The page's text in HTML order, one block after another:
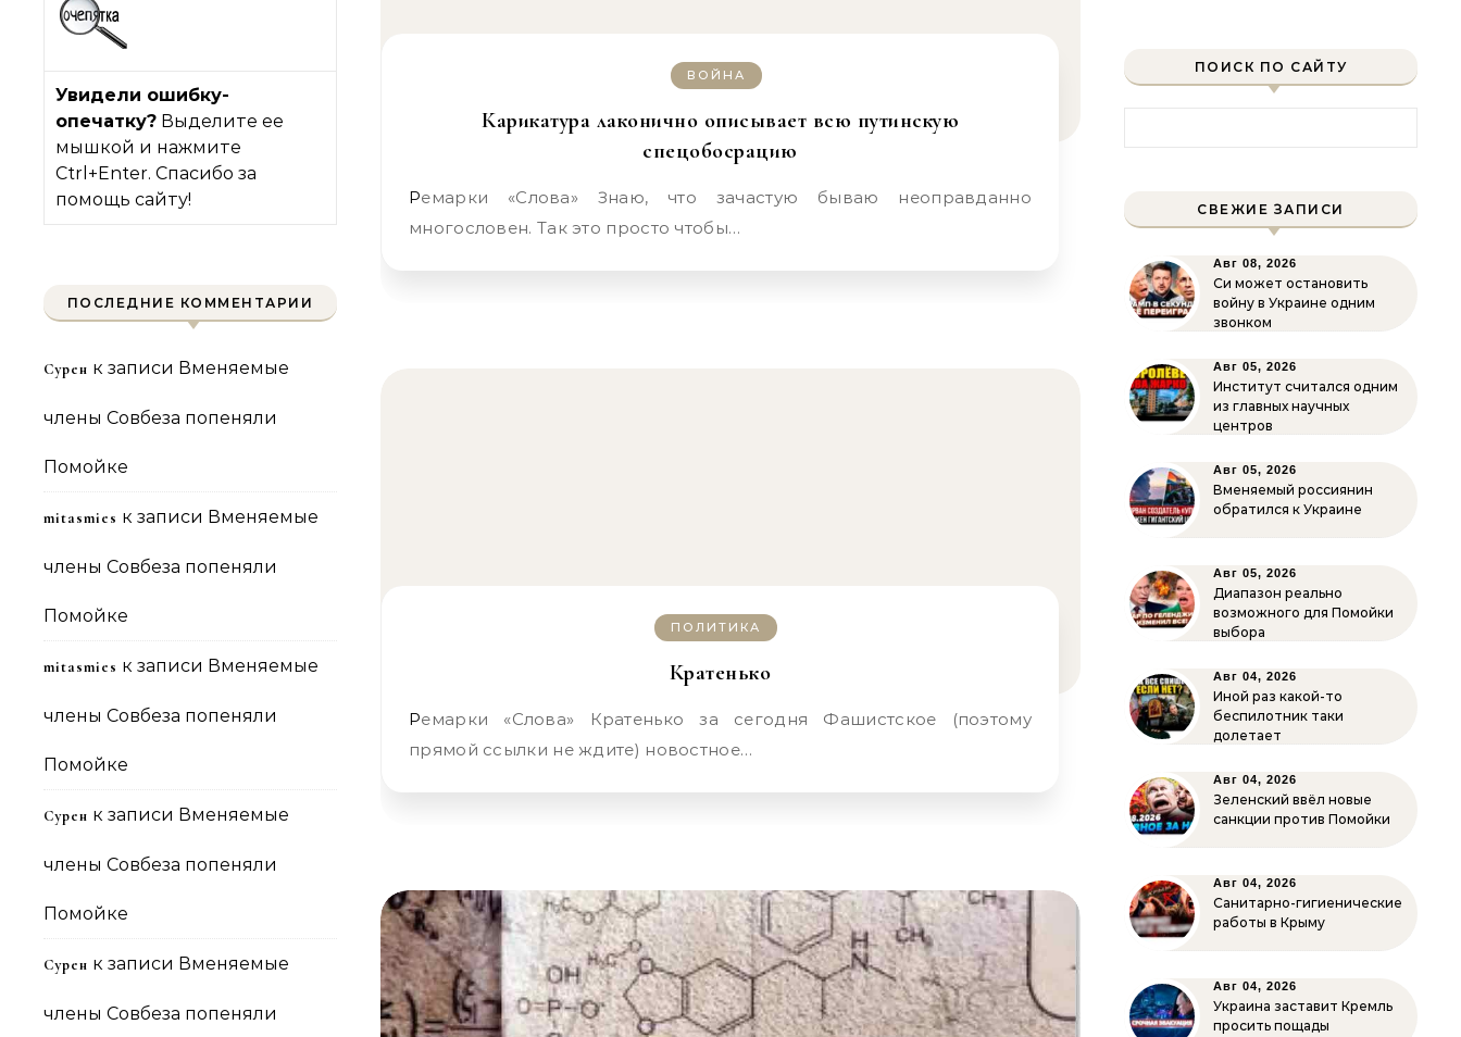
Увидели ошибку-
опечатку? Выделите ее
мышкой и нажмите
Ctrl+Enter. Спасибо за
помощь сайту!
ПОСЛЕДНИЕ КОММЕНТАРИИ
Сурен к записи Вменяемые
члены Совбеза попеняли
Помойке
mitasmies к записи Вменяемые
члены Совбеза попеняли
Помойке
mitasmies к записи Вменяемые
члены Совбеза попеняли
Помойке
Сурен к записи Вменяемые
члены Совбеза попеняли
Помойке
Сурен к записи Вменяемые
члены Совбеза попеняли
ВОЙНА
Карикатура лаконично описывает всю путинскую
спецобосрацию
Ремарки «Слова» Знаю, что зачастую бываю неоправданно
многословен. Так это просто чтобы…
ПОЛИТИКА
Кратенько
Ремарки «Слова» Кратенько за сегодня Фашистское (поэтому
прямой ссылки не ждите) новостное…
ПОИСК ПО САЙТУ
СВЕЖИЕ ЗАПИСИ
Авг 08, 2026
Си может остановить
войну в Украине одним
звонком
Авг 05, 2026
Институт считался одним
из главных научных
центров
Авг 05, 2026
Вменяемый россиянин
обратился к Украине
Авг 05, 2026
Диапазон реально
возможного для Помойки
выбора
Авг 04, 2026
Иной раз какой-то
беспилотник таки
долетает
Авг 04, 2026
Зеленский ввёл новые
санкции против Помойки
Авг 04, 2026
Санитарно-гигиенические
работы в Крыму
Авг 04, 2026
Украина заставит Кремль
просить пощады